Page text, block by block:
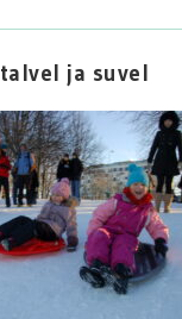
ja suvel